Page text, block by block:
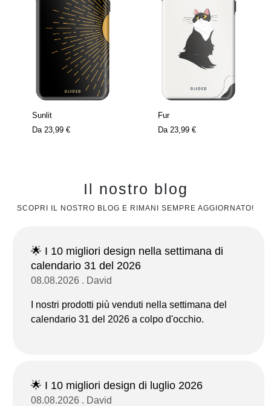
Sunlit
Da 23,99 €
Fur
Da 23,99 €
Il nostro blog
SCOPRI IL NOSTRO BLOG E RIMANI SEMPRE AGGIORNATO!
🌟 I 10 migliori design nella settimana di
calendario 31 del 2026
08.08.2026 . David
I nostri prodotti più venduti nella settimana del
calendario 31 del 2026 a colpo d'occhio.
🌟 I 10 migliori design di luglio 2026
08.08.2026 . David